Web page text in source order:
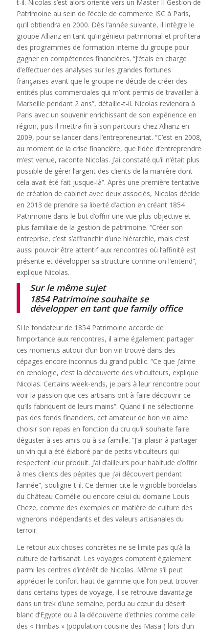
t-il. Nicolas s’est alors orienté vers un Master II Gestion de
Patrimoine au sein de l’école de commerce ISC à Paris,
qu’il obtiendra en 2000. Dès l’année suivante, il intègre le
groupe Allianz en tant qu’ingénieur patrimonial et profitera
des programmes de formation interne du groupe pour
gagner en compétences financières. “J’étais en charge
d’effectuer des analyses sur les grandes fortunes
françaises avant que le groupe ne décide de créer des
entités plus commerciales qui m’ont permis de travailler à
Marseille pendant 2 ans”, détaille-t-il. Nicolas reviendra à
Paris avec un souvenir enrichissant de son expérience en
région, puis il mettra fin à son parcours chez Allianz en
2009, pour se lancer dans l’entrepreneuriat. “C’est en 2008,
au moment de la crise financière, que l’idée d’entreprendre
m’est venue, raconte Nicolas. J’ai constaté qu’il n’était plus
possible de gérer l’argent des clients de la manière dont
cela avait été fait jusque-là”. Après une première tentative
de création de cabinet avec deux associés, Nicolas décide
en 2013 de prendre sa liberté d’action en créant 1854
Patrimoine dans le but d’offrir une vue plus objective et
plus familiale de la gestion de patrimoine. “Créer son
entreprise, c’est s’affranchir d’une hiérarchie, mais c’est
aussi pouvoir être attentif aux rencontres où l’affinité est
présente et développer sa structure comme on l’entend”,
explique Nicolas.
Sur le même sujet
1854 Patrimoine souhaite se
développer en tant que family office
Si le fondateur de 1854 Patrimoine accorde de
l’importance aux rencontres, il aime également partager
ces moments autour d’un bon vin trouvé dans des
cépages encore inconnus du grand public. “Ce que j’aime
en œnologie, c’est la découverte des viticulteurs, explique
Nicolas. Certains week-ends, je pars à leur rencontre pour
voir la passion que ces artisans ont à faire découvrir ce
qu’ils fabriquent de leurs mains”. Quand il ne sélectionne
pas des fonds financiers, cet amateur de bon vin aime
choisir son repas en fonction du cru qu’il souhaite faire
déguster à ses amis ou à sa famille. “J’ai plaisir à partager
un vin qui a été élaboré par de petits viticulteurs qui
respectent leur produit. J’ai d’ailleurs pour habitude d’offrir
à mes clients des pépites que j’ai découvert pendant
l’année”, souligne-t-il. Ce dernier cite le vignoble bordelais
du Château Cornélie ou encore celui du domaine Louis
Cheze, comme des exemples en matière de culture des
vignerons indépendants et des valeurs artisanales du
terroir.
Le retour aux choses concrètes ne se limite pas qu’à la
culture de l’artisanat. Les voyages comptent également
parmi les centres d’intérêt de Nicolas. Même s’il peut
apprécier le confort haut de gamme que l’on peut trouver
dans certains types de voyage, il se retrouve davantage
dans un trek d’une semaine, perdu au cœur du désert
blanc d’Egypte ou à la découverte d’ethnies comme celle
des « Himbas » (population cousine des Masaï) lors d’un